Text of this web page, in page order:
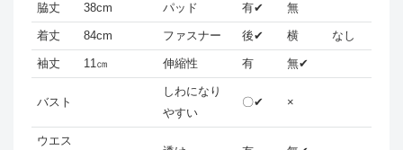
脇丈 38cm パッド 有✔ 無
着丈 84cm ファスナー 後✔ 横 なし
袖丈 11㎝ 伸縮性 有 無✔
バスト
しわになり
やすい
〇✔ ×
ウエス